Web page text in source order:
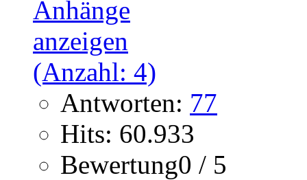
Antworten: 77
Hits: 60.933
Bewertung0 / 5